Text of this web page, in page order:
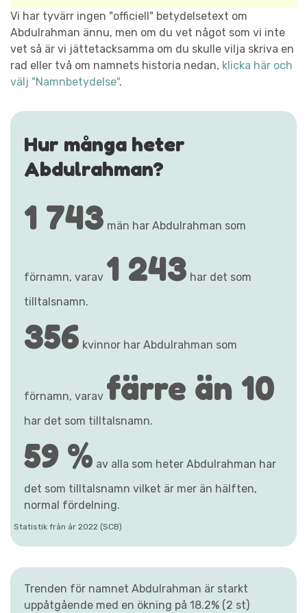
Vi har tyvärr ingen "officiell" betydelsetext om
Abdulrahman ännu, men om du vet något som vi inte
vet så är vi jättetacksamma om du skulle vilja skriva en
rad eller två om namnets historia nedan, klicka här och
välj "Namnbetydelse".
Hur många heter
Abdulrahman?
1 743 män har Abdulrahman som
förnamn, varav 1 243 har det som
tilltalsnamn.
356 kvinnor har Abdulrahman som
förnamn, varav färre än 10
har det som tilltalsnamn.
59 % av alla som heter Abdulrahman har
det som tilltalsnamn vilket är mer än hälften,
normal fördelning.
Statistik från år 2022 (SCB)
Trenden för namnet Abdulrahman är starkt
uppåtgående med en ökning på 18.2% (2 st)